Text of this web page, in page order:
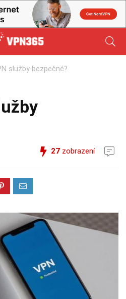
služby bezpečné?
27 zobrazení